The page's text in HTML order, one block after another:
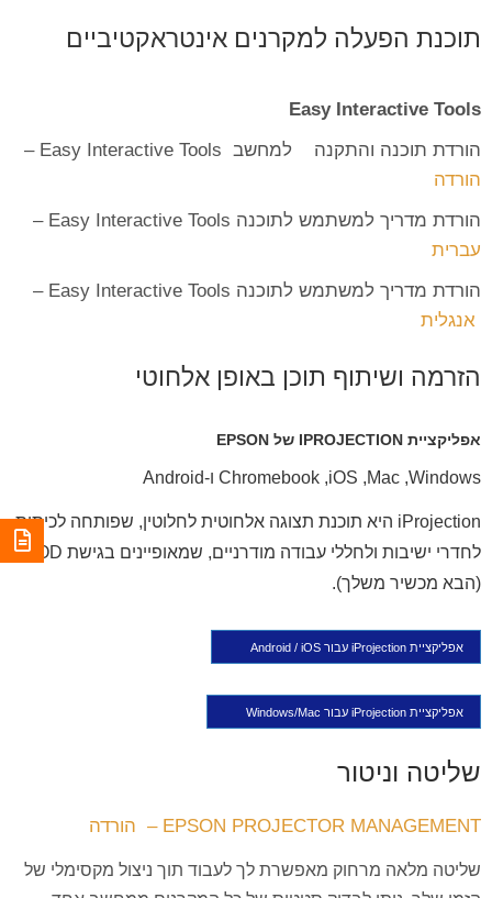
תוכנת הפעלה למקרנים אינטראקטיביים
Easy Interactive Tools
הורדת תוכנה והתקנה למחשב Easy Interactive Tools –
הורדה
הורדת מדריך למשתמש לתוכנה Easy Interactive Tools –
עברית
הורדת מדריך למשתמש לתוכנה Easy Interactive Tools –
אנגלית
הזרמה ושיתוף תוכן באופן אלחוטי
אפליקציית IPROJECTION של EPSON
Windows‏, Mac‏, iOS‏, Chromebook ו-Android
iProjection היא תוכנת תצוגה אלחוטית לחלוטין, שפותחה לכיתות,
לחדרי ישיבות ולחללי עבודה מודרניים, שמאופיינים בגישת BYOD
(הבא מכשיר משלך).
אפליקציית iProjection עבור iOS‏ / Android
אפליקציית iProjection עבור Windows/Mac
שליטה וניטור
EPSON PROJECTOR MANAGEMENT – הורדה
שליטה מלאה מרחוק מאפשרת לך לעבוד תוך ניצול מקסימלי של